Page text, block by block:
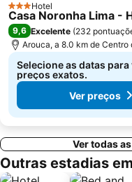
Ponte e Torre de Ucanha
3 Estrelas
Hotel
Casa Noronha Lima -
9,6 Excelente (232
Arouca, a 8.0 km de Centro
Selecione as datas para
preços exatos.
Ver preços
Ver todas
Outras estadias